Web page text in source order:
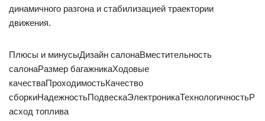
динамичного разгона и стабилизацией траектории
движения.
Плюсы и минусыДизайн салонаВместительность
салонаРазмер багажникаХодовые
качестваПроходимостьКачество
сборкиНадежностьПодвескаЭлектроникаТехнологичностьР
асход топлива